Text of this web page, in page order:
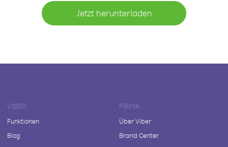
Jetzt herunterladen
VIBER
Funktionen
Blog
FIRMA
Über Viber
Brand Center